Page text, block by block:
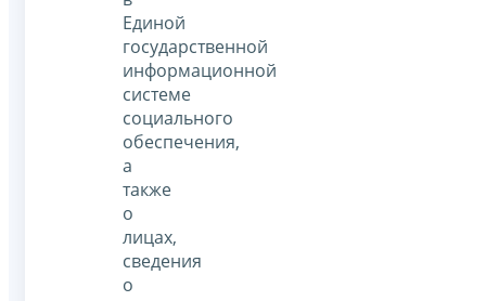
Единой
государственной
информационной
системе
социального
обеспечения,
а
также
о
лицах,
сведения
о